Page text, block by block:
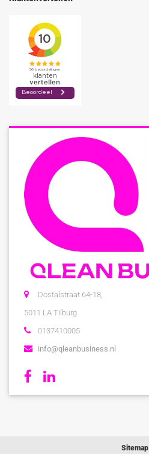
Dostalstraat 64-18,
5011 LA Tilburg
0137410005
info@qleanbusiness.nl
Sitemap